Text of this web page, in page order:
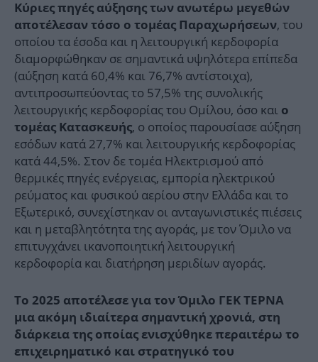
Κύριες πηγές αύξησης των ανωτέρω μεγεθών
αποτέλεσαν τόσο ο τομέας Παραχωρήσεων, του
οποίου τα έσοδα και η λειτουργική κερδοφορία
διαμορφώθηκαν σε σημαντικά υψηλότερα επίπεδα
(αύξηση κατά 60,4% και 76,7% αντίστοιχα),
αντιπροσωπεύοντας το 57,5% της συνολικής
λειτουργικής κερδοφορίας του Ομίλου, όσο και ο
τομέας Κατασκευής, ο οποίος παρουσίασε αύξηση
εσόδων κατά 27,7% και λειτουργικής κερδοφορίας
κατά 44,5%. Στον δε τομέα Ηλεκτρισμού από
θερμικές πηγές ενέργειας, εμπορία ηλεκτρικού
ρεύματος και φυσικού αερίου στην Ελλάδα και το
Εξωτερικό, συνεχίστηκαν οι ανταγωνιστικές πιέσεις
και η μεταβλητότητα της αγοράς, με τον Όμιλο να
επιτυγχάνει ικανοποιητική λειτουργική
κερδοφορία και διατήρηση μεριδίων αγοράς.
Το 2025 αποτέλεσε για τον Όμιλο ΓΕΚ ΤΕΡΝΑ
μια ακόμη ιδιαίτερα σημαντική χρονιά, στη
διάρκεια της οποίας ενισχύθηκε περαιτέρω το
επιχειρηματικό και στρατηγικό του